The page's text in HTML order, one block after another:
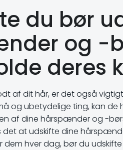
du bør
og -
deres
af dit hår, er det også
og ubetydelige ting, kan
af dine hårspænder og -
det at udskifte dine
dem hver dag, bør du